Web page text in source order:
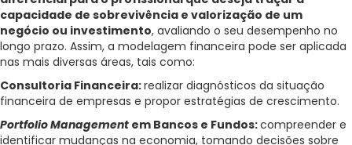
capacidade de sobrevivência e valorização de um
negócio ou investimento, avaliando o seu desempenho no
longo prazo. Assim, a modelagem financeira pode ser aplicada
nas mais diversas áreas, tais como:
Consultoria Financeira:realizar diagnósticos da situação
financeira de empresas e propor estratégias de crescimento.
Portfolio Management em Bancos e Fundos:compreender e
identificar mudanças na economia, tomando decisões sobre